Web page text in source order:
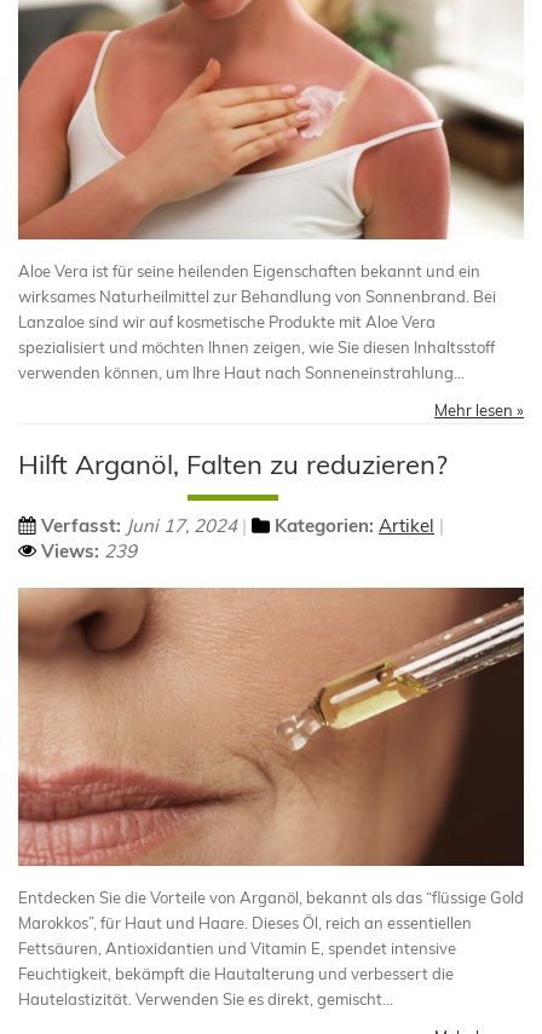
Aloe Vera ist für seine heilenden Eigenschaften bekannt und ein
wirksames Naturheilmittel zur Behandlung von Sonnenbrand. Bei
Lanzaloe sind wir auf kosmetische Produkte mit Aloe Vera
spezialisiert und möchten Ihnen zeigen, wie Sie diesen Inhaltsstoff
verwenden können, um Ihre Haut nach Sonneneinstrahlung...
Mehr lesen »
Hilft Arganöl, Falten zu reduzieren?
Verfasst: Juni 17, 2024 Kategorien: Artikel
Views: 239
Entdecken Sie die Vorteile von Arganöl, bekannt als das “flüssige Gold
Marokkos”, für Haut und Haare. Dieses Öl, reich an essentiellen
Fettsäuren, Antioxidantien und Vitamin E, spendet intensive
Feuchtigkeit, bekämpft die Hautalterung und verbessert die
Hautelastizität. Verwenden Sie es direkt, gemischt...